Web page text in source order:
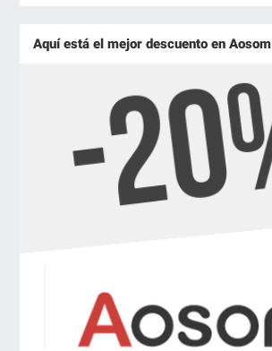
Aquí está el mejor descuento en Aosom